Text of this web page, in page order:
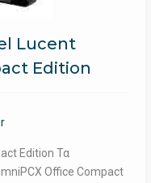
Lucent
Edition
Edition Τα
Office Compact